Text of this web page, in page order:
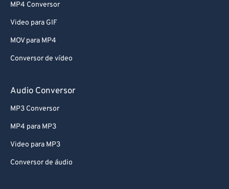
MP4 Conversor
Video para GIF
MOV para MP4
Conversor de vídeo
Audio Conversor
MP3 Conversor
MP4 para MP3
Video para MP3
Conversor de áudio